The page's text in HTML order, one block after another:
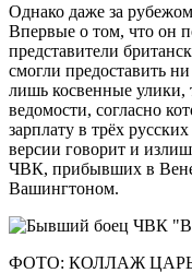
Однако даже за
Впервые о том, что он
представители
смогли предоставить
лишь косвенные улики,
ведомости, согласно
зарплату в трёх
версии говорит и
ЧВК, прибывших в
Вашингтоном.
ФОТО: КОЛЛАЖ